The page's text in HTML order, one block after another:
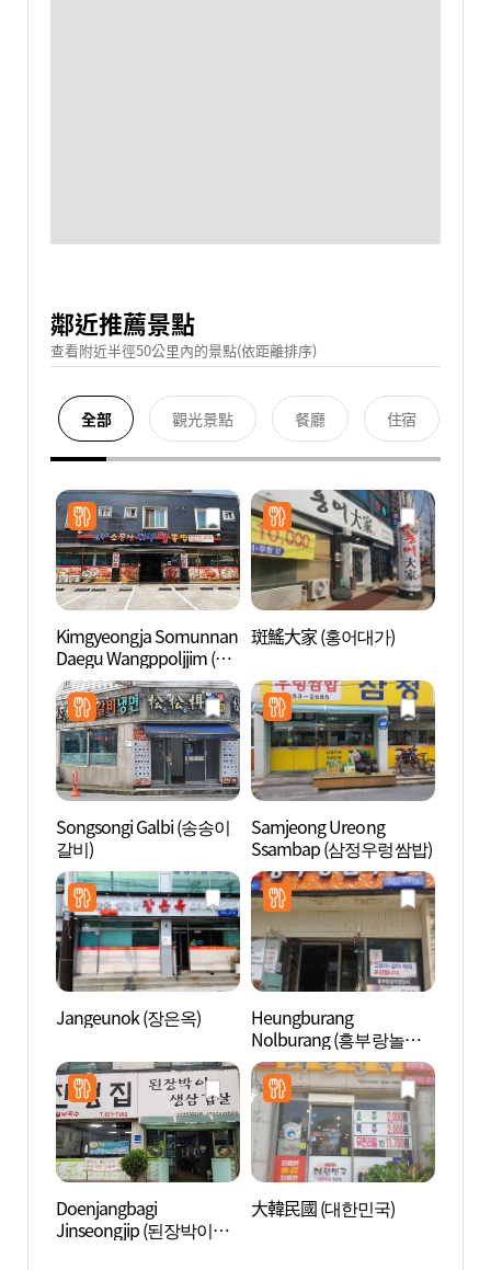
鄰近推薦景點
查看附近半徑50公里內的景點(依距離排序)
全部 觀光景點 餐廳 住宿
Kimgyeongja Somunnan
Daegu Wangppoljjim (김
경자소문난대구왕뽈찜)
斑鰩大家 (홍어대가)
Songsongi Galbi (송송이
갈비)
Samjeong Ureong
Ssambap (삼정우렁쌈밥)
Jangeunok (장은옥)
Heungburang
Nolburang (흥부랑놀부
랑)
Doenjangbagi
Jinseongjip (된장박이진
大韓民國 (대한민국)